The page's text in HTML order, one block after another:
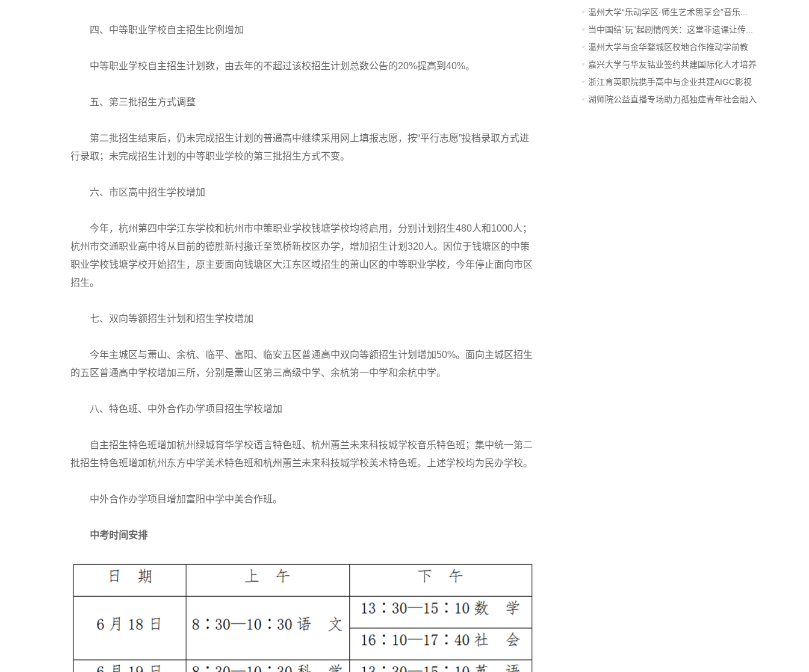
四、中等职业学校自主招生比例增加
中等职业学校自主招生计划数，由去年的不超过该校招生计划总数公告的20%提高到40%。
五、第三批招生方式调整
第二批招生结束后，仍未完成招生计划的普通高中继续采用网上填报志愿，按“平行志愿”投档录取方式进
行录取；未完成招生计划的中等职业学校的第三批招生方式不变。
六、市区高中招生学校增加
今年，杭州第四中学江东学校和杭州市中策职业学校钱塘学校均将启用，分别计划招生480人和1000人；
杭州市交通职业高中将从目前的德胜新村搬迁至笕桥新校区办学，增加招生计划320人。因位于钱塘区的中策
职业学校钱塘学校开始招生，原主要面向钱塘区大江东区域招生的萧山区的中等职业学校，今年停止面向市区
招生。
七、双向等额招生计划和招生学校增加
今年主城区与萧山、余杭、临平、富阳、临安五区普通高中双向等额招生计划增加50%。面向主城区招生
的五区普通高中学校增加三所，分别是萧山区第三高级中学、余杭第一中学和余杭中学。
八、特色班、中外合作办学项目招生学校增加
自主招生特色班增加杭州绿城育华学校语言特色班、杭州蕙兰未来科技城学校音乐特色班；集中统一第二
批招生特色班增加杭州东方中学美术特色班和杭州蕙兰未来科技城学校美术特色班。上述学校均为民办学校。
中外合作办学项目增加富阳中学中美合作班。
中考时间安排
体...
温州大学“乐动学区·师生艺术思享会”音乐...
当中国结“玩”起剧情闯关：这堂非遗课让传...
温州大学与金华婺城区校地合作推动学前教
育...
嘉兴大学与华友钴业签约共建国际化人才培养
项目
浙江育英职院携手高中与企业共建AIGC影视
创...
湖师院公益直播专场助力孤独症青年社会融入